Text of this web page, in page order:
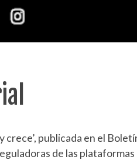
publicada en el
de las